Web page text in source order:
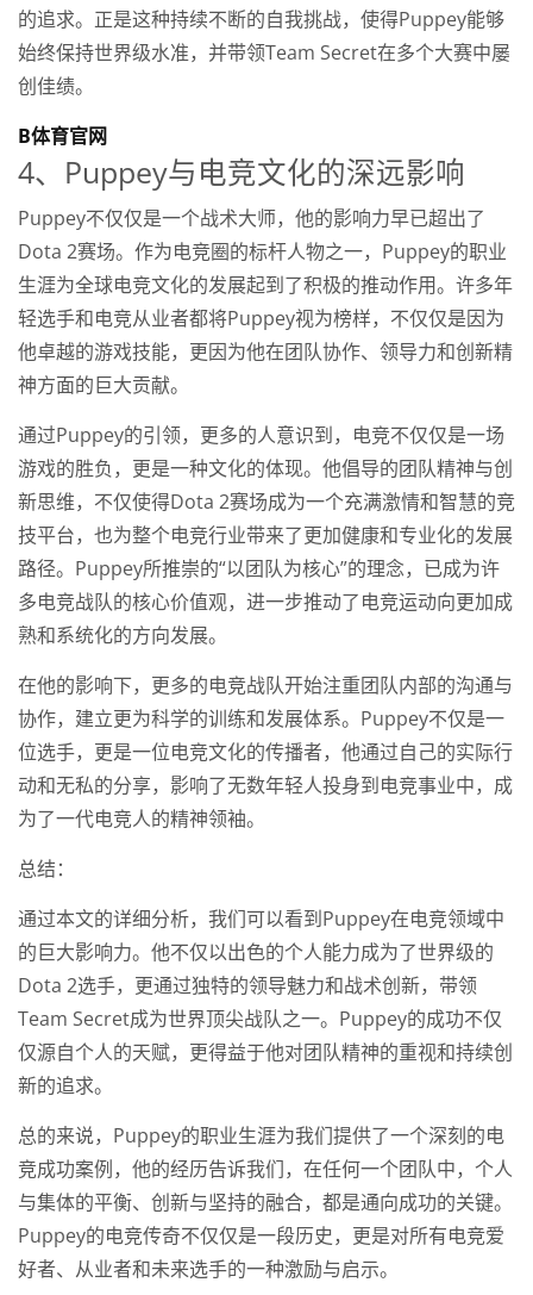
的追求。正是这种持续不断的自我挑战，使得Puppey能够
始终保持世界级水准，并带领Team Secret在多个大赛中屡
创佳绩。
B体育官网
4、Puppey与电竞文化的深远影响
Puppey不仅仅是一个战术大师，他的影响力早已超出了
Dota 2赛场。作为电竞圈的标杆人物之一，Puppey的职业
生涯为全球电竞文化的发展起到了积极的推动作用。许多年
轻选手和电竞从业者都将Puppey视为榜样，不仅仅是因为
他卓越的游戏技能，更因为他在团队协作、领导力和创新精
神方面的巨大贡献。
通过Puppey的引领，更多的人意识到，电竞不仅仅是一场
游戏的胜负，更是一种文化的体现。他倡导的团队精神与创
新思维，不仅使得Dota 2赛场成为一个充满激情和智慧的竞
技平台，也为整个电竞行业带来了更加健康和专业化的发展
路径。Puppey所推崇的“以团队为核心”的理念，已成为许
多电竞战队的核心价值观，进一步推动了电竞运动向更加成
熟和系统化的方向发展。
在他的影响下，更多的电竞战队开始注重团队内部的沟通与
协作，建立更为科学的训练和发展体系。Puppey不仅是一
位选手，更是一位电竞文化的传播者，他通过自己的实际行
动和无私的分享，影响了无数年轻人投身到电竞事业中，成
为了一代电竞人的精神领袖。
总结：
通过本文的详细分析，我们可以看到Puppey在电竞领域中
的巨大影响力。他不仅以出色的个人能力成为了世界级的
Dota 2选手，更通过独特的领导魅力和战术创新，带领
Team Secret成为世界顶尖战队之一。Puppey的成功不仅
仅源自个人的天赋，更得益于他对团队精神的重视和持续创
新的追求。
总的来说，Puppey的职业生涯为我们提供了一个深刻的电
竞成功案例，他的经历告诉我们，在任何一个团队中，个人
与集体的平衡、创新与坚持的融合，都是通向成功的关键。
Puppey的电竞传奇不仅仅是一段历史，更是对所有电竞爱
好者、从业者和未来选手的一种激励与启示。